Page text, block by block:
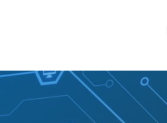
Branchen
Im Fokus